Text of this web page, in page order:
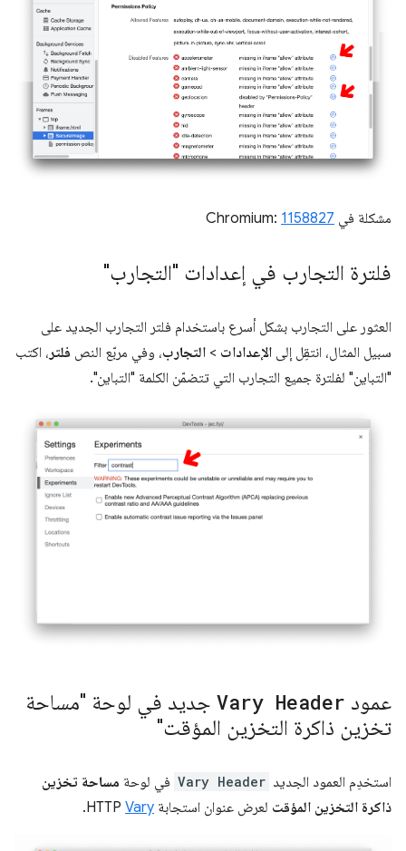
مشكلة في Chromium: 1158827
فلترة التجارب في إعدادات "التجارب"
العثور على التجارب بشكل أسرع باستخدام فلتر التجارب الجديد على
سبيل المثال، انتقِل إلى الإعدادات > التجارب، وفي مربّع النص فلتر ، اكتب
"التباين" لفلترة جميع التجارب التي تتضمّن الكلمة "التباين".
عمود Vary Header جديد في لوحة "مساحة
تخزين ذاكرة التخزين المؤقت"
استخدِم العمود الجديد Vary Header في لوحة مساحة تخزين
ذاكرة التخزين المؤقت لعرض عنوان استجابة HTTP Vary
.